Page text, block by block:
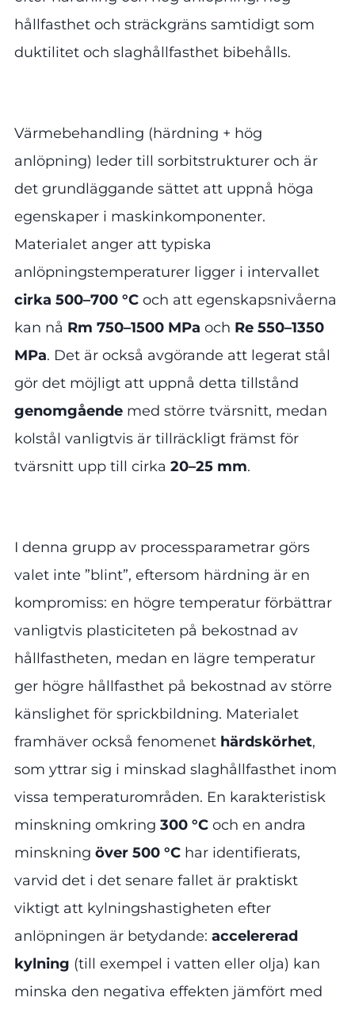
hållfasthet och sträckgräns samtidigt som
duktilitet och slaghållfasthet bibehålls.
Värmebehandling (härdning + hög
anlöpning) leder till sorbitstrukturer och är
det grundläggande sättet att uppnå höga
egenskaper i maskinkomponenter.
Materialet anger att typiska
anlöpningstemperaturer ligger i intervallet
cirka 500–700 °C och att egenskapsnivåerna
kan nå Rm 750–1500 MPa och Re 550–1350
MPa. Det är också avgörande att legerat stål
gör det möjligt att uppnå detta tillstånd
genomgående med större tvärsnitt, medan
kolstål vanligtvis är tillräckligt främst för
tvärsnitt upp till cirka 20–25 mm.
I denna grupp av processparametrar görs
valet inte ”blint”, eftersom härdning är en
kompromiss: en högre temperatur förbättrar
vanligtvis plasticiteten på bekostnad av
hållfastheten, medan en lägre temperatur
ger högre hållfasthet på bekostnad av större
känslighet för sprickbildning. Materialet
framhäver också fenomenet härdskörhet,
som yttrar sig i minskad slaghållfasthet inom
vissa temperaturområden. En karakteristisk
minskning omkring 300 °C och en andra
minskning över 500 °C har identifierats,
varvid det i det senare fallet är praktiskt
viktigt att kylningshastigheten efter
anlöpningen är betydande: accelererad
kylning (till exempel i vatten eller olja) kan
minska den negativa effekten jämfört med